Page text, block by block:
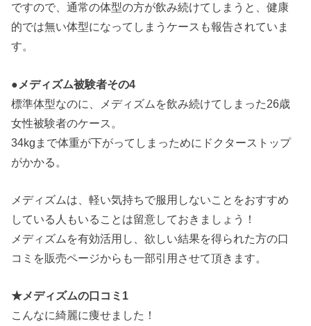
ですので、通常の体型の方が飲み続けてしまうと、健康
的では無い体型になってしまうケースも報告されていま
す。
●メディズム被験者その4
標準体型なのに、メディズムを飲み続けてしまった26歳
女性被験者のケース。
34kgまで体重が下がってしまっためにドクターストップ
がかかる。
メディズムは、軽い気持ちで服用しないことをおすすめ
している人もいることは留意しておきましょう！
メディズムを有効活用し、欲しい結果を得られた方の口
コミを販売ページからも一部引用させて頂きます。
★メディズムの口コミ1
こんなに綺麗に痩せました！